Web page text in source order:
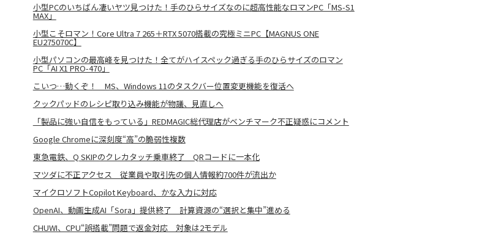
小型PCのいちばん凄いヤツ見つけた！手のひらサイズなのに超高性能なロマンPC「MS-S1
MAX」
小型こそロマン！Core Ultra 7 265＋RTX 5070搭載の究極ミニPC【MAGNUS ONE
EU275070C】
小型パソコンの最高峰を見つけた！全てがハイスペック過ぎる手のひらサイズのロマン
PC「AI X1 PRO-470」
こいつ…動くぞ！ MS、Windows 11のタスクバー位置変更機能を復活へ
クックパッドのレシピ取り込み機能が物議、見直しへ
「製品に強い自信をもっている」REDMAGIC総代理店がベンチマーク不正疑惑にコメント
Google Chromeに深刻度“高”の脆弱性複数
東急電鉄、Q SKIPのクレカタッチ乗車終了 QRコードに一本化
マツダに不正アクセス 従業員や取引先の個人情報約700件が流出か
マイクロソフトCopilot Keyboard、かな入力に対応
OpenAI、動画生成AI「Sora」提供終了 計算資源の“選択と集中”進める
CHUWI、CPU“誤搭載”問題で返金対応 対象は2モデル